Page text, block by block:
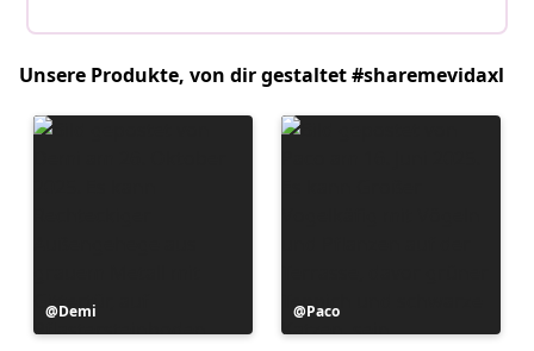
Unsere Produkte, von dir gestaltet #sharemevidaxl
Beitrag
veröffentlicht
Demi
Beitrag
veröffentlicht
Paco